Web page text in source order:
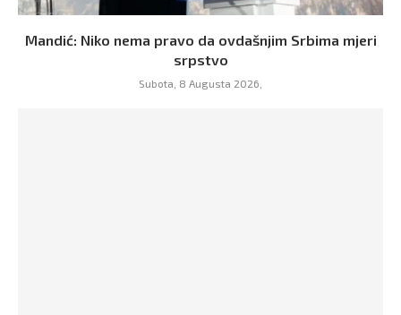
Mandić: Niko nema pravo da ovdašnjim Srbima mjeri
srpstvo
Subota, 8 Augusta 2026,